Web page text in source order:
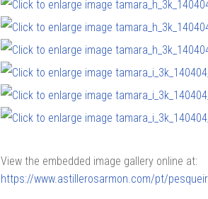
View the embedded image gallery online at:
https://www.astillerosarmon.com/pt/